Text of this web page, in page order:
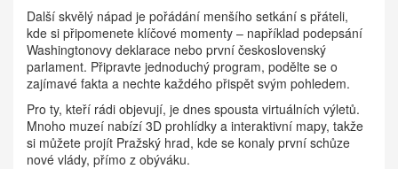
Další skvělý nápad je pořádání menšího setkání s přáteli,
kde si připomenete klíčové momenty – například podepsání
Washingtonovy deklarace nebo první československý
parlament. Připravte jednoduchý program, podělte se o
zajímavé fakta a nechte každého přispět svým pohledem.
Pro ty, kteří rádi objevují, je dnes spousta virtuálních výletů.
Mnoho muzeí nabízí 3D prohlídky a interaktivní mapy, takže
si můžete projít Pražský hrad, kde se konaly první schůze
nové vlády, přímo z obýváku.